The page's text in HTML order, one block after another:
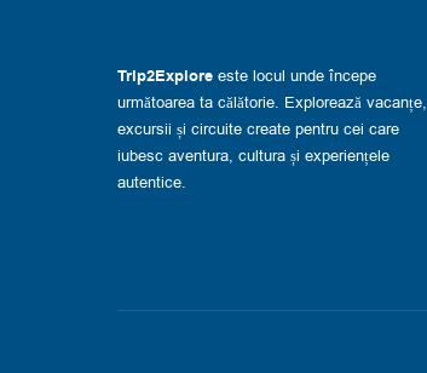
Trip2Explore este locul unde începe
următoarea ta călătorie. Explorează vacanțe,
excursii și circuite create pentru cei care
iubesc aventura, cultura și experiențele
autentice.